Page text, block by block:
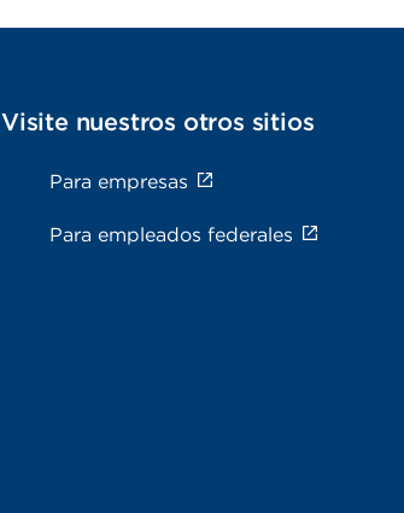
Visite nuestros otros sitios
Para empresas
Para empleados federales